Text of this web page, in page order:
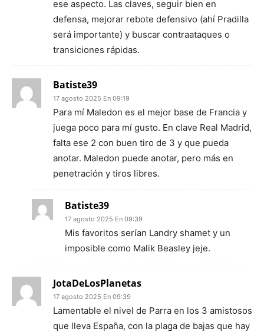
ese aspecto. Las claves, seguir bien en
defensa, mejorar rebote defensivo (ahí Pradilla
será importante) y buscar contraataques o
transiciones rápidas.
Batiste39
17 agosto 2025 En 09:19
Para mí Maledon es el mejor base de Francia y
juega poco para mí gusto. En clave Real Madrid,
falta ese 2 con buen tiro de 3 y que pueda
anotar. Maledon puede anotar, pero más en
penetración y tiros libres.
Batiste39
17 agosto 2025 En 09:39
Mis favoritos serían Landry shamet y un
imposible como Malik Beasley jeje.
JotaDeLosPlanetas
17 agosto 2025 En 09:39
Lamentable el nivel de Parra en los 3 amistosos
que lleva España, con la plaga de bajas que hay